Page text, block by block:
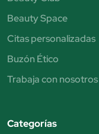
Beauty Space
Citas personalizadas
Buzón Ético
Trabaja con nosotros
Categorías